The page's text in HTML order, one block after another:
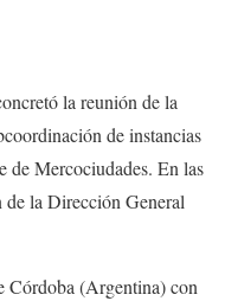
la reunión de la
de instancias
de Mercociudades. En las
de la Dirección General
Córdoba (Argentina) con